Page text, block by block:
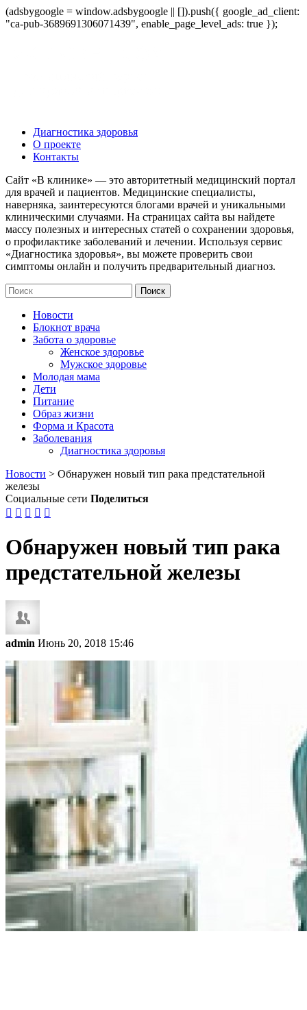
(adsbygoogle = window.adsbygoogle || []).push({ google_ad_client:
"ca-pub-3689691306071439", enable_page_level_ads: true });
Диагностика здоровья
О проекте
Контакты
Сайт «В клинике» — это авторитетный медицинский портал
для врачей и пациентов. Медицинские специалисты,
наверняка, заинтересуются блогами врачей и уникальными
клиническими случаями. На страницах сайта вы найдете
массу полезных и интересных статей о сохранении здоровья,
о профилактике заболеваний и лечении. Используя сервис
«Диагностика здоровья», вы можете проверить свои
симптомы онлайн и получить предварительный диагноз.
Новости
Блокнот врача
Забота о здоровье
Женское здоровье
Мужское здоровье
Молодая мама
Дети
Питание
Образ жизни
Форма и Красота
Заболевания
Диагностика здоровья
Новости > Обнаружен новый тип рака предстательной
железы
Социальные сети Поделиться
    
Обнаружен новый тип рака
предстательной железы
admin Июнь 20, 2018 15:46